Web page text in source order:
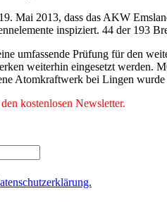
Mai 2013, dass das AKW
inspiziert. 44 der 193
umfassende Prüfung für den
weiterhin eingesetzt
Atomkraftwerk bei Lingen
kostenlosen Newsletter.